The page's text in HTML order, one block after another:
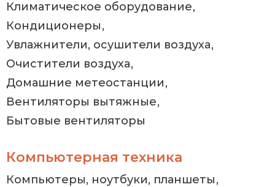
Климатическое оборудование
Кондиционеры
Увлажнители, осушители воздуха
Очистители воздуха
Домашние метеостанции
Вентиляторы вытяжные
Бытовые вентиляторы
Компьютерная техника
Компьютеры, ноутбуки, планшеты